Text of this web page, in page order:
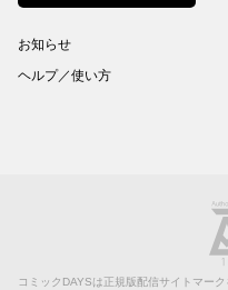
お知らせ
ヘルプ／使い方
コミックDAYSは正規版配信サイトマーク